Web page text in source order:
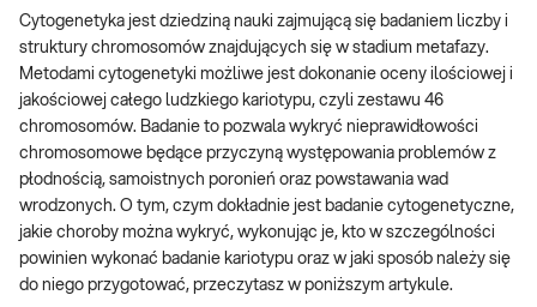
Cytogenetyka jest dziedziną nauki zajmującą się badaniem liczby i
struktury chromosomów znajdujących się w stadium metafazy.
Metodami cytogenetyki możliwe jest dokonanie oceny ilościowej i
jakościowej całego ludzkiego kariotypu, czyli zestawu 46
chromosomów. Badanie to pozwala wykryć nieprawidłowości
chromosomowe będące przyczyną występowania problemów z
płodnością, samoistnych poronień oraz powstawania wad
wrodzonych. O tym, czym dokładnie jest badanie cytogenetyczne,
jakie choroby można wykryć, wykonując je, kto w szczególności
powinien wykonać badanie kariotypu oraz w jaki sposób należy się
do niego przygotować, przeczytasz w poniższym artykule.